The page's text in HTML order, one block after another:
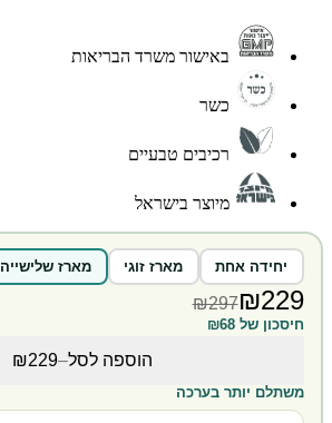
באישור משרד הבריאות
כשר
רכיבים טבעיים
מיוצר בישראל
יחידה אחת מארז זוגי מארז שלישייה
₪229
₪297
חיסכון של ₪68
הוספה לסל–
₪229
משתלם יותר בערכה